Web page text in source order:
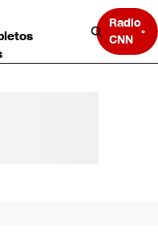
Radio
CNN